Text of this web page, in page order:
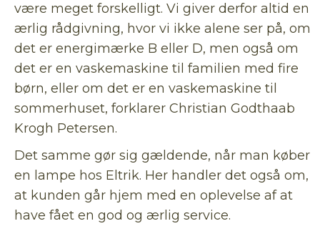
være meget forskelligt. Vi giver derfor altid en
ærlig rådgivning, hvor vi ikke alene ser på, om
det er energimærke B eller D, men også om
det er en vaskemaskine til familien med fire
børn, eller om det er en vaskemaskine til
sommerhuset, forklarer Christian Godthaab
Krogh Petersen.
Det samme gør sig gældende, når man køber
en lampe hos Eltrik. Her handler det også om,
at kunden går hjem med en oplevelse af at
have fået en god og ærlig service.